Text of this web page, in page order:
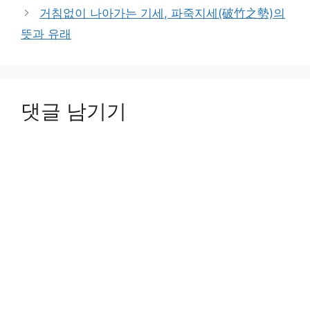
거침없이 나아가는 기세, 파죽지세(破竹之勢)의
뜻과 유래
댓글 남기기